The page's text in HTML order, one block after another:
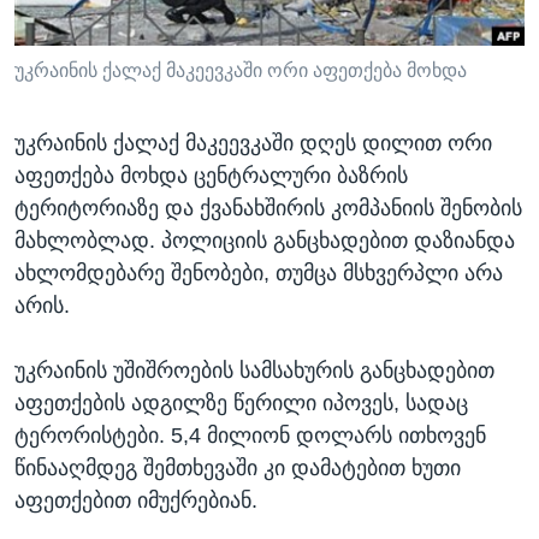
ᲡᲢᲣᲓᲘᲐ ᲕᲐᲨᲘᲜᲒᲢᲝᲜᲘ
ᲔᲙᲝᲜᲝᲛᲘᲙᲐ
ᲯᲐᲜᲛᲠᲗᲔᲚᲝᲑᲐ
ᲘᲜᲢᲔᲠᲕᲘᲣ
ᲙᲣᲚᲢᲣᲠᲐ
ᲒᲐᲚᲘᲚᲔᲝ
ᲓᲔᲖᲘᲜᲤᲝᲠᲛᲐᲪᲘᲐ
Learning English
ენები
უკრაინის ქალაქ მაკეევკაში ორი აფეთქება მოხდა
უკრაინის ქალაქ მაკეევკაში დღეს დილით ორი
აფეთქება მოხდა ცენტრალური ბაზრის
ტერიტორიაზე და ქვანახშირის კომპანიის შენობის
მახლობლად. პოლიციის განცხადებით დაზიანდა
ახლომდებარე შენობები, თუმცა მსხვერპლი არა
არის.
უკრაინის უშიშროების სამსახურის განცხადებით
აფეთქების ადგილზე წერილი იპოვეს, სადაც
ტერორისტები. 5,4 მილიონ დოლარს ითხოვენ
წინააღმდეგ შემთხევაში კი დამატებით ხუთი
აფეთქებით იმუქრებიან.